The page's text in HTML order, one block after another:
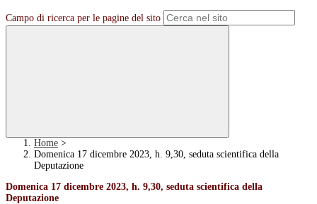
Campo di ricerca per le pagine del sito
Home >
Domenica 17 dicembre 2023, h. 9,30, seduta scientifica della
Deputazione
Domenica 17 dicembre 2023, h. 9,30, seduta scientifica della
Deputazione